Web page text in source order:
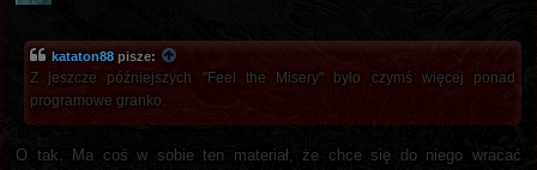
kataton88 pisze:
Z jeszcze późniejszych "Feel the Misery" było czymś więcej ponad
programowe granko.
O tak. Ma coś w sobie ten materiał, że chce się do niego wracać